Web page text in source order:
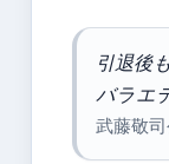
引退後
バラエ
武藤敬司